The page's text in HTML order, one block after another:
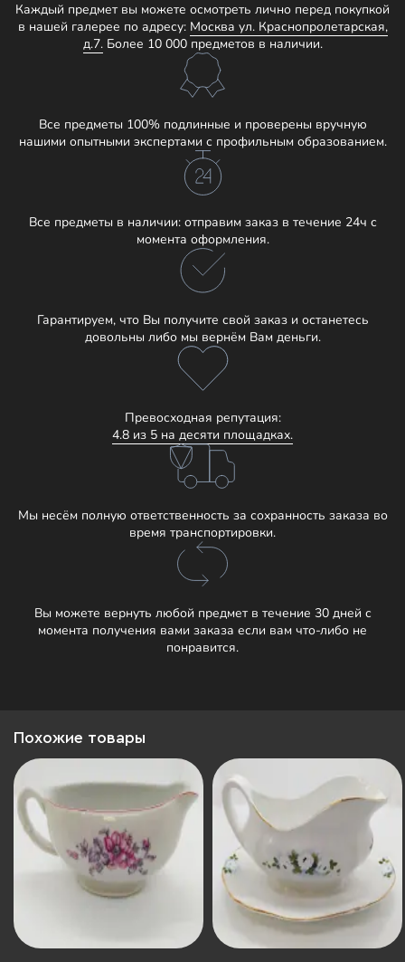
Каждый предмет вы можете осмотреть лично перед покупкой
в нашей галерее по адресу: Москва ул. Краснопролетарская,
д.7.Более 10 000 предметов в наличии.
Все предметы 100% подлинные и проверены вручную
нашими опытными экспертами с профильным образованием.
Все предметы в наличии: отправим заказ в течение 24ч с
момента оформления.
Гарантируем, что Вы получите свой заказ и останетесь
довольны либо мы вернём Вам деньги.
Превосходная репутация:
4.8 из 5 на десяти площадках.
Мы несём полную ответственность за сохранность заказа во
время транспортировки.
Вы можете вернуть любой предмет в течение 30 дней с
момента получения вами заказа если вам что-либо не
понравится.
Похожие товары